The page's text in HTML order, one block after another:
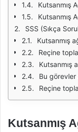
Kutsanmış
Kutsanmış
SSS (Sıkça
Kutsanmış
Reçine
Kutsanmış
Bu görevler
Reçine
Kutsanmış